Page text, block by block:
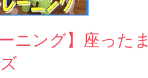
ーニング】座っ